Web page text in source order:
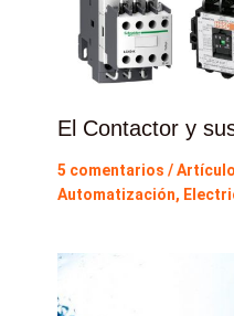
El Contactor y
5 comentarios /
Automatización,